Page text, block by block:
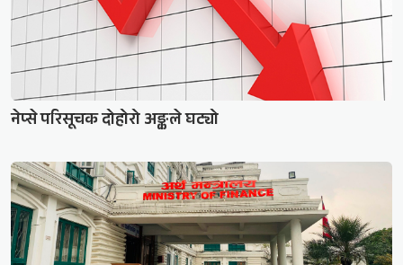
नेप्से परिसूचक दोहोरो अङ्कले घट्यो